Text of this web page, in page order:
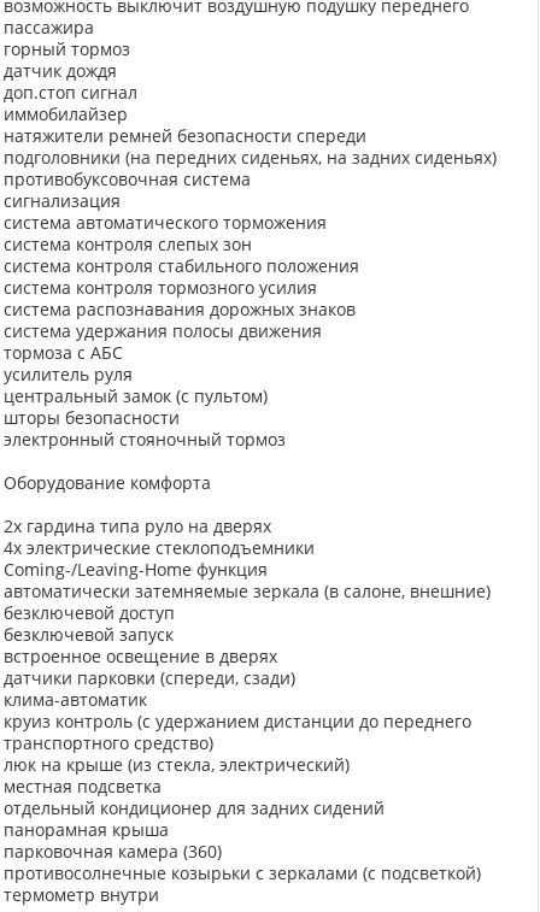
возможность выключит воздушную подушку переднего
пассажира
горный тормоз
датчик дождя
доп.стоп сигнал
иммобилайзер
натяжители ремней безопасности спереди
подголовники (на передних сиденьях, на задних сиденьях)
противобуксовочная система
сигнализация
система автоматического торможения
система контроля слепых зон
система контроля стабильного положения
система контроля тормозного усилия
система распознавания дорожных знаков
система удержания полосы движения
тормоза с АБС
усилитель руля
центральный замок (с пультом)
шторы безопасности
электронный стояночный тормоз
Оборудование комфорта
2x гардина типа руло на дверях
4x электрические стеклоподъемники
Coming-/Leaving-Home функция
автоматически затемняемые зеркала (в салоне, внешние)
безключевой доступ
безключевой запуск
встроенное освещение в дверях
датчики парковки (спереди, сзади)
клима-автоматик
круиз контроль (с удержанием дистанции до переднего
транспортного средство)
люк на крыше (из стекла, электрический)
местная подсветка
отдельный кондиционер для задних сидений
панорамная крыша
парковочная камера (360)
противосолнечные козырьки с зеркалами (с подсветкой)
термометр внутри